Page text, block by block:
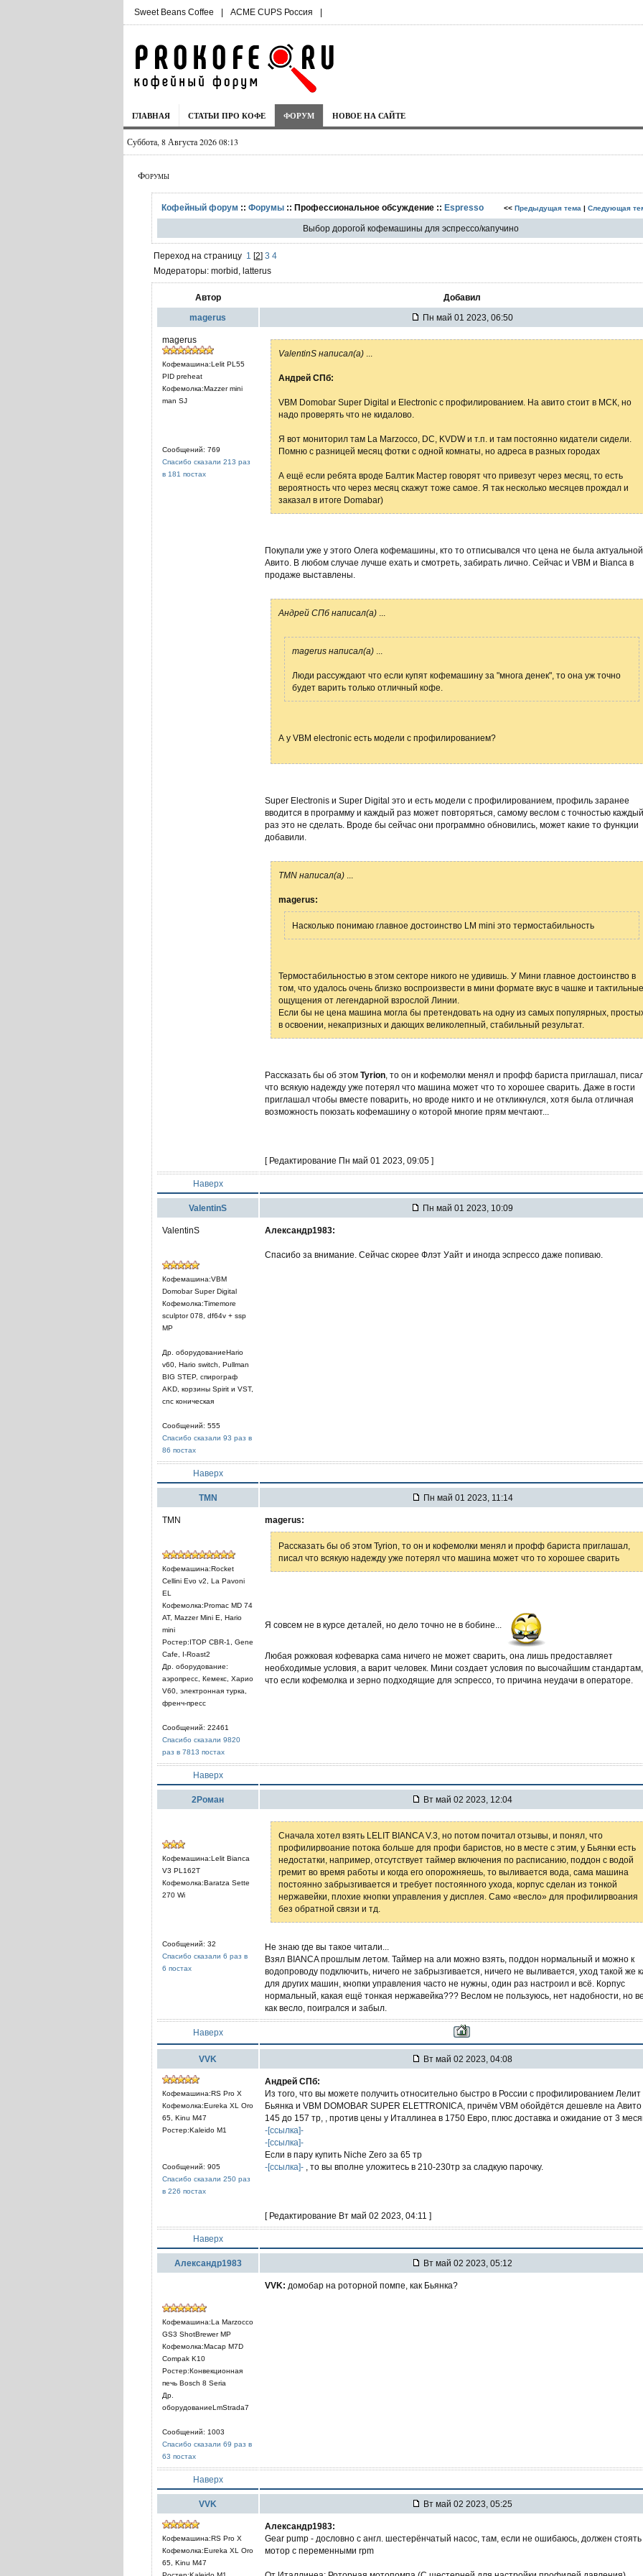
Sweet Beans Coffee | ACME CUPS Россия |
ГЛАВНАЯ СТАТЬИ ПРО КОФЕ ФОРУМ НОВОЕ НА САЙТЕ
Суббота, 8 Августа 2026 08:13
Форумы
Кофейный форум :: Форумы :: Профессиональное обсуждение :: Espresso << Предыдущая тема | Следующая
Выбор дорогой кофемашины для эспрессо/капучино
Переход на страницу 1 [2] 3 4
Модераторы: morbid, latterus
Автор Добавил
magerus Пн май 01 2023, 06:50
magerus
Кофемашина:Lelit PL55
PID preheat
Кофемолка:Mazzer mini
man SJ
Сообщений: 769
Спасибо сказали 213 раз
в 181 постах
ValentinS написал(а)
Андрей СПб:
VBM Domobar Super Digital и Electronic с профилированием. На авито стоит в МСК, но
надо проверять что не кидалово.
Я вот мониторил там La Marzocco, DC, KVDW и т.п. и там постоянно кидатели сидели.
Помню с разницей месяц фотки с одной комнаты, но адреса в разных городах
А ещё если ребята вроде Балтик Мастер говорят что привезут через месяц, то есть
вероятность что через месяц скажут тоже самое. Я так несколько месяцев прождал и
заказал в итоге Domabar)
Покупали уже у этого Олега кофемашины, кто то отписывался что цена не была
Авито. В любом случае лучше ехать и смотреть, забирать лично. Сейчас и VBM и Bianca в
продаже выставлены.
Андрей СПб написал(а)
magerus написал(а)
Люди рассуждают что если купят кофемашину за "многа денек", то она уж точно
будет варить только отличный кофе.
А у VBM electronic есть модели с профилированием?
Super Electronis и Super Digital это и есть модели с профилированием, профиль заранее
вводится в программу и каждый раз может повторяться, самому веслом с точностью каждый
раз это не сделать. Вроде бы сейчас они программно обновились, может какие то функции
добавили.
TMN написал(а)
magerus:
Насколько понимаю главное достоинство LM mini это термостабильность
Термостабильностью в этом секторе никого не удивишь. У Мини главное достоинство в
том, что удалось очень близко воспроизвести в мини формате вкус в чашке и тактильные
ощущения от легендарной взрослой Линии.
Если бы не цена машина могла бы претендовать на одну из самых популярных,
в освоении, некапризных и дающих великолепный, стабильный результат.
Рассказать бы об этом Tyrion , то он и кофемолки менял и профф бариста приглашал,
что всякую надежду уже потерял что машина может что то хорошее сварить. Даже в гости
приглашал чтобы вместе поварить, но вроде никто и не откликнулся, хотя была отличная
возможность поюзать кофемашину о которой многие прям мечтают...
[ Редактирование Пн май 01 2023, 09:05 ]
Наверх
ValentinS Пн май 01 2023, 10:09
ValentinS
Кофемашина:VBM
Domobar Super Digital
Кофемолка:Timemore
sculptor 078, df64v + ssp
MP
Др. оборудованиеHario
v60, Hario switch, Pullman
BIG STEP, спирограф
AKD, корзины Spirit и VST,
cnc коническая
Сообщений: 555
Спасибо сказали 93 раз в
86 постах
Александр1983:
Спасибо за внимание. Сейчас скорее Флэт Уайт и иногда эспрессо даже попиваю.
Наверх
TMN Пн май 01 2023, 11:14
TMN
Кофемашина:Rocket
Cellini Evo v2, La Pavoni
EL
Кофемолка:Promac MD 74
AT, Mazzer Mini E, Hario
mini
Ростер:ITOP CBR-1, Gene
Cafe, I-Roast2
Др. оборудование:
аэропресс, Кемекс, Харио
V60, электронная турка,
френч-пресс
Сообщений: 22461
Спасибо сказали 9820
раз в 7813 постах
magerus:
Рассказать бы об этом Tyrion, то он и кофемолки менял и профф бариста приглашал,
писал что всякую надежду уже потерял что машина может что то хорошее сварить
Я совсем не в курсе деталей, но дело точно не в бобине...
Любая рожковая кофеварка сама ничего не может сварить, она лишь предоставляет
необходимые условия, а варит человек. Мини создает условия по высочайшим стандартам,
что если кофемолка и зерно подходящие для эспрессо, то причина неудачи в операторе.
Наверх
2Роман Вт май 02 2023, 12:04
Кофемашина:Lelit Bianca
V3 PL162T
Кофемолка:Baratza Sette
270 Wi
Сообщений: 32
Спасибо сказали 6 раз в
6 постах
Сначала хотел взять LELIT BIANCA V.3, но потом почитал отзывы, и понял, что
профилирвоание потока больше для профи баристов, но в месте с этим, у Бьянки есть
недостатки, например, отсутствует таймер включения по расписанию, поддон с водой
гремит во время работы и когда его опорожняешь, то выливается вода, сама машина
постоянно забрызгивается и требует постоянного ухода, корпус сделан из тонкой
нержавейки, плохие кнопки управления у дисплея. Само «весло» для профилирвоания
без обратной связи и тд.
Не знаю где вы такое читали...
Взял BIANCA прошлым летом. Таймер на али можно взять, поддон нормальный и можно к
водопроводу подключить, ничего не забрызгивается, ничего не выливается, уход такой же
для других машин, кнопки управления часто не нужны, один раз настроил и всё. Корпус
нормальный, какая ещё тонкая нержавейка??? Веслом не пользуюсь, нет надобности, но
как весло, поигрался и забыл.
Наверх
VVK Вт май 02 2023, 04:08
Кофемашина:RS Pro X
Кофемолка:Eureka XL Oro
65, Kinu M47
Ростер:Kaleido M1
Сообщений: 905
Спасибо сказали 250 раз
в 226 постах
Андрей СПб:
Из того, что вы можете получить относительно быстро в России с профилированием Лелит
Бьянка и VBM DOMOBAR SUPER ELETTRONICA, причём VBM обойдётся дешевле на Авито
145 до 157 тр, , против цены у Италлинеа в 1750 Евро, плюс доставка и ожидание от 3
-[ссылка]-
-[ссылка]-
Если в пару купить Niche Zero за 65 тр
-[ссылка]- , то вы вполне уложитесь в 210-230тр за сладкую парочку.
[ Редактирование Вт май 02 2023, 04:11 ]
Наверх
Александр1983 Вт май 02 2023, 05:12
Кофемашина:La Marzocco
GS3 ShotBrewer MP
Кофемолка:Macap M7D
Compak K10
Ростер:Конвекционная
печь Bosch 8 Seria
Др.
оборудованиеLmStrada7
Сообщений: 1003
Спасибо сказали 69 раз в
63 постах
VVK: домобар на роторной помпе, как Бьянка?
Наверх
VVK Вт май 02 2023, 05:25
Кофемашина:RS Pro X
Кофемолка:Eureka XL Oro
65, Kinu M47
Александр1983:
Gear pump - дословно с англ. шестерёнчатый насос, там, если не ошибаюсь, должен стоять
мотор с переменными rpm